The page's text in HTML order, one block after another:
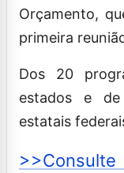
Orçamento,
primeira
Dos 20
estados e
estatais